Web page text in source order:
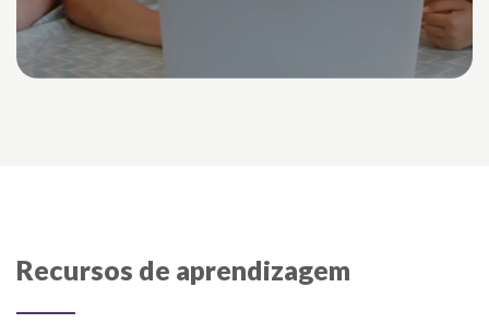
Recursos de aprendizagem